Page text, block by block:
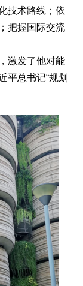
技术路线；依
把握国际交流
激发了他对能
平总书记“规划